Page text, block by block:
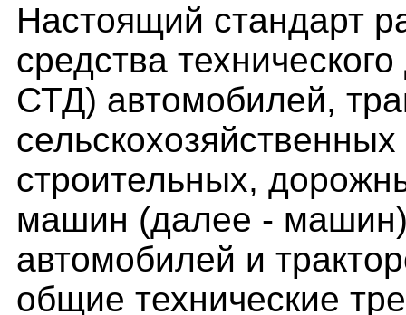
Настоящий стандарт
средства
СТД) автомобилей,
строительных,
машин (далее -
автомобилей и
общие технические